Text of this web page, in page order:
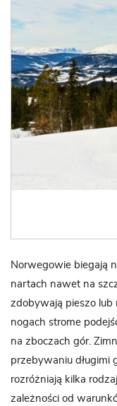
Norwegowie biegają
nartach nawet na
zdobywają pieszo lub
nogach strome
na zboczach gór.
przebywaniu długimi
rozróżniają kilka
zależności od